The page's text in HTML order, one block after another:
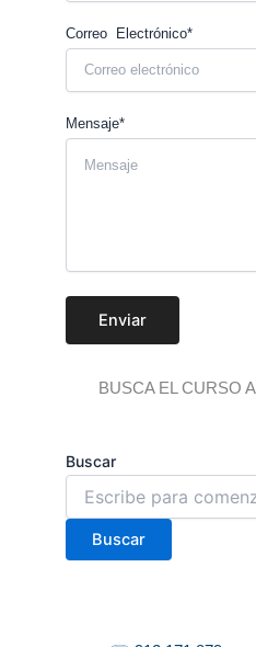
Correo Electrónico*
Mensaje*
Enviar
BUSCA EL CURSO
Buscar
Buscar